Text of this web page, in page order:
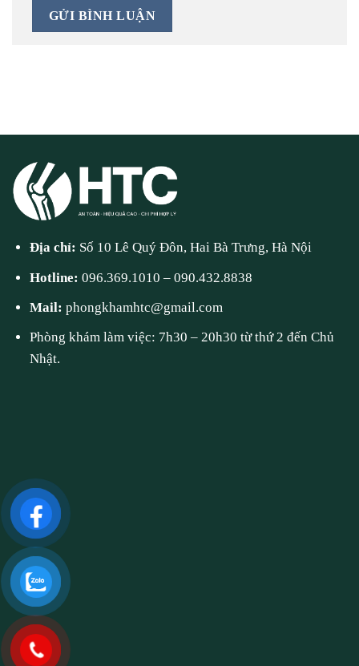
Địa chỉ: Số 10 Lê Quý Đôn, Hai Bà Trưng, Hà Nội
Hotline:096.369.1010 –090.432.8838
Mail:phongkhamhtc@gmail.com
Phòng khám làm việc: 7h30 – 20h30 từ thứ 2 đến Chủ
Nhật.